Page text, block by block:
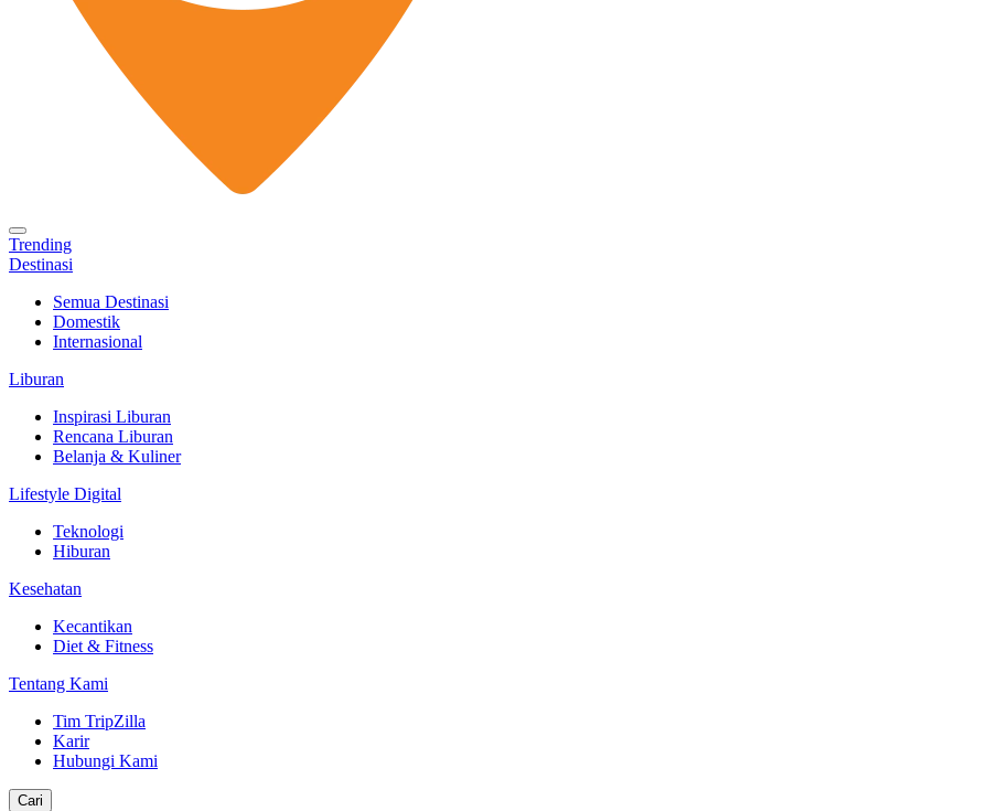
Trending
Destinasi
Semua Destinasi
Domestik
Internasional
Liburan
Inspirasi Liburan
Rencana Liburan
Belanja & Kuliner
Lifestyle Digital
Teknologi
Hiburan
Kesehatan
Kecantikan
Diet & Fitness
Tentang Kami
Tim TripZilla
Karir
Hubungi Kami
Cari